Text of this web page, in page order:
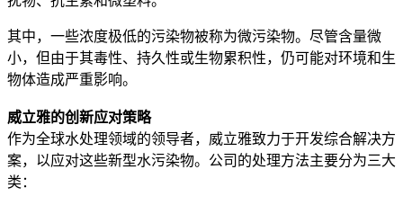
其中，一些浓度极低的污染物被称为微污染物。尽管含量微
小，但由于其毒性、持久性或生物累积性，仍可能对环境和生
物体造成严重影响。
威立雅的创新应对策略
作为全球水处理领域的领导者，威立雅致力于开发综合解决方
案，以应对这些新型水污染物。公司的处理方法主要分为三大
类：